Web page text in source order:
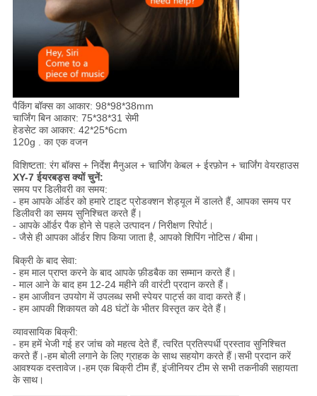
पैकिंग बॉक्स का आकार: 98*98*38mm
चार्जिंग बिन आकार: 75*38*31 सेमी
हेडसेट का आकार: 42*25*6cm
120g . का एक वजन
विशिष्टता: रंग बॉक्स + निर्देश मैनुअल + चार्जिंग केबल + ईरफ़ोन + चार्जिंग वेयरहाउस
XY-7 ईयरबड्स क्यों चुनें:
समय पर डिलीवरी का समय:
- हम आपके ऑर्डर को हमारे टाइट प्रोडक्शन शेड्यूल में डालते हैं, आपका समय पर
डिलीवरी का समय सुनिश्चित करते हैं।
- आपके ऑर्डर पैक होने से पहले उत्पादन / निरीक्षण रिपोर्ट।
- जैसे ही आपका ऑर्डर शिप किया जाता है, आपको शिपिंग नोटिस / बीमा।
बिक्री के बाद सेवा:
- हम माल प्राप्त करने के बाद आपके फ़ीडबैक का सम्मान करते हैं।
- माल आने के बाद हम 12-24 महीने की वारंटी प्रदान करते हैं।
- हम आजीवन उपयोग में उपलब्ध सभी स्पेयर पार्ट्स का वादा करते हैं।
- हम आपकी शिकायत को 48 घंटों के भीतर विस्तृत कर देते हैं।
व्यावसायिक बिक्री:
- हम हमें भेजी गई हर जांच को महत्व देते हैं, त्वरित प्रतिस्पर्धी प्रस्ताव सुनिश्चित
करते हैं।-हम बोली लगाने के लिए ग्राहक के साथ सहयोग करते हैं।सभी प्रदान करें
आवश्यक दस्तावेज।-हम एक बिक्री टीम हैं, इंजीनियर टीम से सभी तकनीकी सहायता
के साथ।